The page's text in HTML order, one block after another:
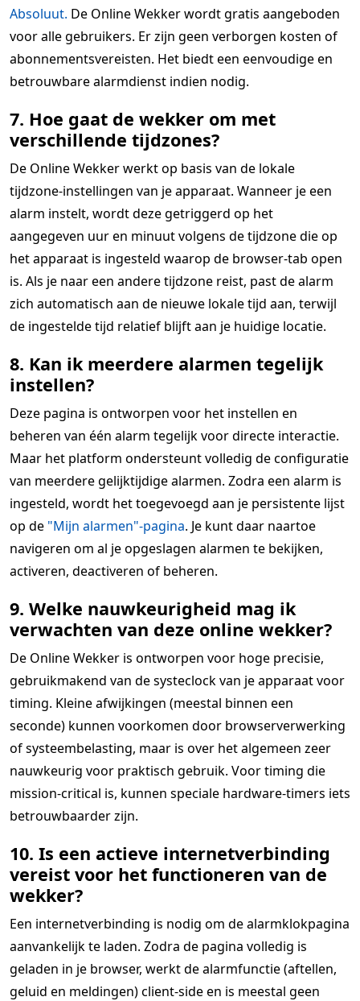
Absoluut. De Online Wekker wordt gratis aangeboden
voor alle gebruikers. Er zijn geen verborgen kosten of
abonnementsvereisten. Het biedt een eenvoudige en
betrouwbare alarmdienst indien nodig.
7. Hoe gaat de wekker om met
verschillende tijdzones?
De Online Wekker werkt op basis van de lokale
tijdzone-instellingen van je apparaat. Wanneer je een
alarm instelt, wordt deze getriggerd op het
aangegeven uur en minuut volgens de tijdzone die op
het apparaat is ingesteld waarop de browser-tab open
is. Als je naar een andere tijdzone reist, past de alarm
zich automatisch aan de nieuwe lokale tijd aan, terwijl
de ingestelde tijd relatief blijft aan je huidige locatie.
8. Kan ik meerdere alarmen tegelijk
instellen?
Deze pagina is ontworpen voor het instellen en
beheren van één alarm tegelijk voor directe interactie.
Maar het platform ondersteunt volledig de configuratie
van meerdere gelijktijdige alarmen. Zodra een alarm is
ingesteld, wordt het toegevoegd aan je persistente lijst
op de "Mijn alarmen"-pagina. Je kunt daar naartoe
navigeren om al je opgeslagen alarmen te bekijken,
activeren, deactiveren of beheren.
9. Welke nauwkeurigheid mag ik
verwachten van deze online wekker?
De Online Wekker is ontworpen voor hoge precisie,
gebruikmakend van de systeclock van je apparaat voor
timing. Kleine afwijkingen (meestal binnen een
seconde) kunnen voorkomen door browserverwerking
of systeembelasting, maar is over het algemeen zeer
nauwkeurig voor praktisch gebruik. Voor timing die
mission-critical is, kunnen speciale hardware-timers iets
betrouwbaarder zijn.
10. Is een actieve internetverbinding
vereist voor het functioneren van de
wekker?
Een internetverbinding is nodig om de alarmklokpagina
aanvankelijk te laden. Zodra de pagina volledig is
geladen in je browser, werkt de alarmfunctie (aftellen,
geluid en meldingen) client-side en is meestal geen